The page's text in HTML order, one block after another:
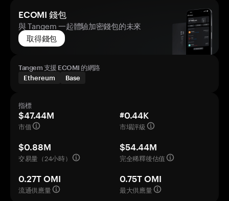
ECOMI 錢包
與 Tangem 一起體驗加密錢包的未來
取得錢包
Tangem 支援 ECOMI 的網路
Ethereum
Base
指標
$47.44M
市值
#0.44K
市場評級
$0.88M
交易量（24小時）
$54.44M
完全稀釋後估值
0.27T OMI
流通供應量
0.75T OMI
最大供應量